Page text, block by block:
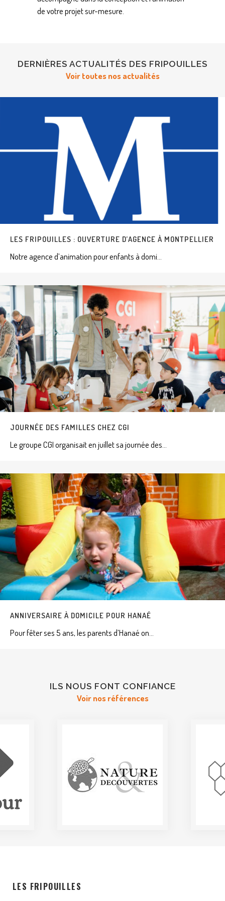
de votre projet sur-mesure.
DERNIÈRES ACTUALITÉS DES FRIPOUILLES
Voir toutes nos actualités
LES FRIPOUILLES : OUVERTURE D’AGENCE À MONTPELLIER
Notre agence d’animation pour enfants à domi...
JOURNÉE DES FAMILLES CHEZ CGI
Le groupe CGI organisait en juillet sa journée des...
ANNIVERSAIRE À DOMICILE POUR HANAÉ
Pour fêter ses 5 ans, les parents d’Hanaé on...
ILS NOUS FONT CONFIANCE
Voir nos références
LES FRIPOUILLES